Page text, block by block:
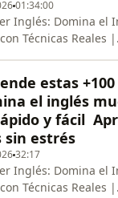
tu mente en
español inglés
episodio acelera
de pensar en
01:34:00
Inglés: Domina el
Técnicas Reales |
La revolución para
inglés ha
otro podcast de
una experiencia
tu mente en
español inglés
episodio acelera
estas
el inglés
y fácil
sin estrés
32:17
Inglés: Domina el
Técnicas Reales |